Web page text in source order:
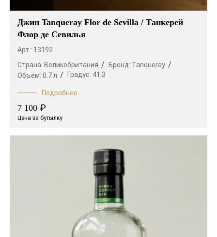
Джин Tanqueray Flor de Sevilla / Танкерей
Флор де Севилья
Арт.: 13192
Страна: Великобритания Бренд: Tanqueray
Объем: 0.7 л Градус: 41.3
Подробнее
7 100 ₽
Цена за бутылку